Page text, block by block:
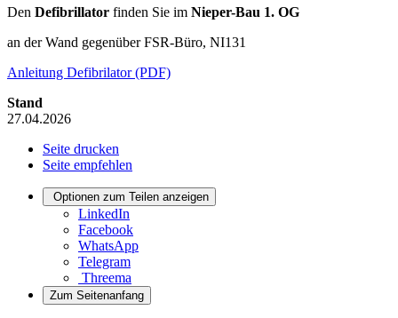
Den Defibrillator finden Sie im Nieper-Bau 1. OG
an der Wand gegenüber FSR-Büro, NI131
Anleitung Defibrilator (PDF)
Stand
27.04.2026
Seite drucken
Seite empfehlen
Optionen zum Teilen anzeigen
LinkedIn
Facebook
WhatsApp
Telegram
Threema
Zum Seitenanfang